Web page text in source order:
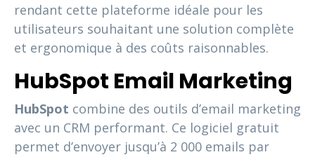
rendant cette plateforme idéale pour les
utilisateurs souhaitant une solution complète
et ergonomique à des coûts raisonnables.
HubSpot Email Marketing
HubSpot combine des outils d’email marketing
avec un CRM performant. Ce logiciel gratuit
permet d’envoyer jusqu’à 2 000 emails par